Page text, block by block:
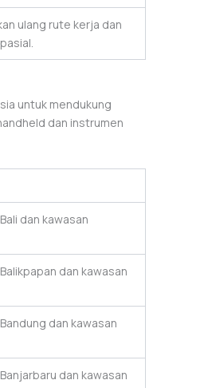
ulang rute kerja dan
untuk mendukung
dan instrumen
dan kawasan
dan kawasan
dan kawasan
dan kawasan